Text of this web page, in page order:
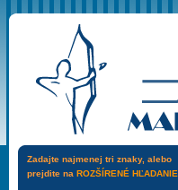
Zadajte najmenej tri znaky, alebo
prejdite na ROZŠÍRENÉ HĽADANIE